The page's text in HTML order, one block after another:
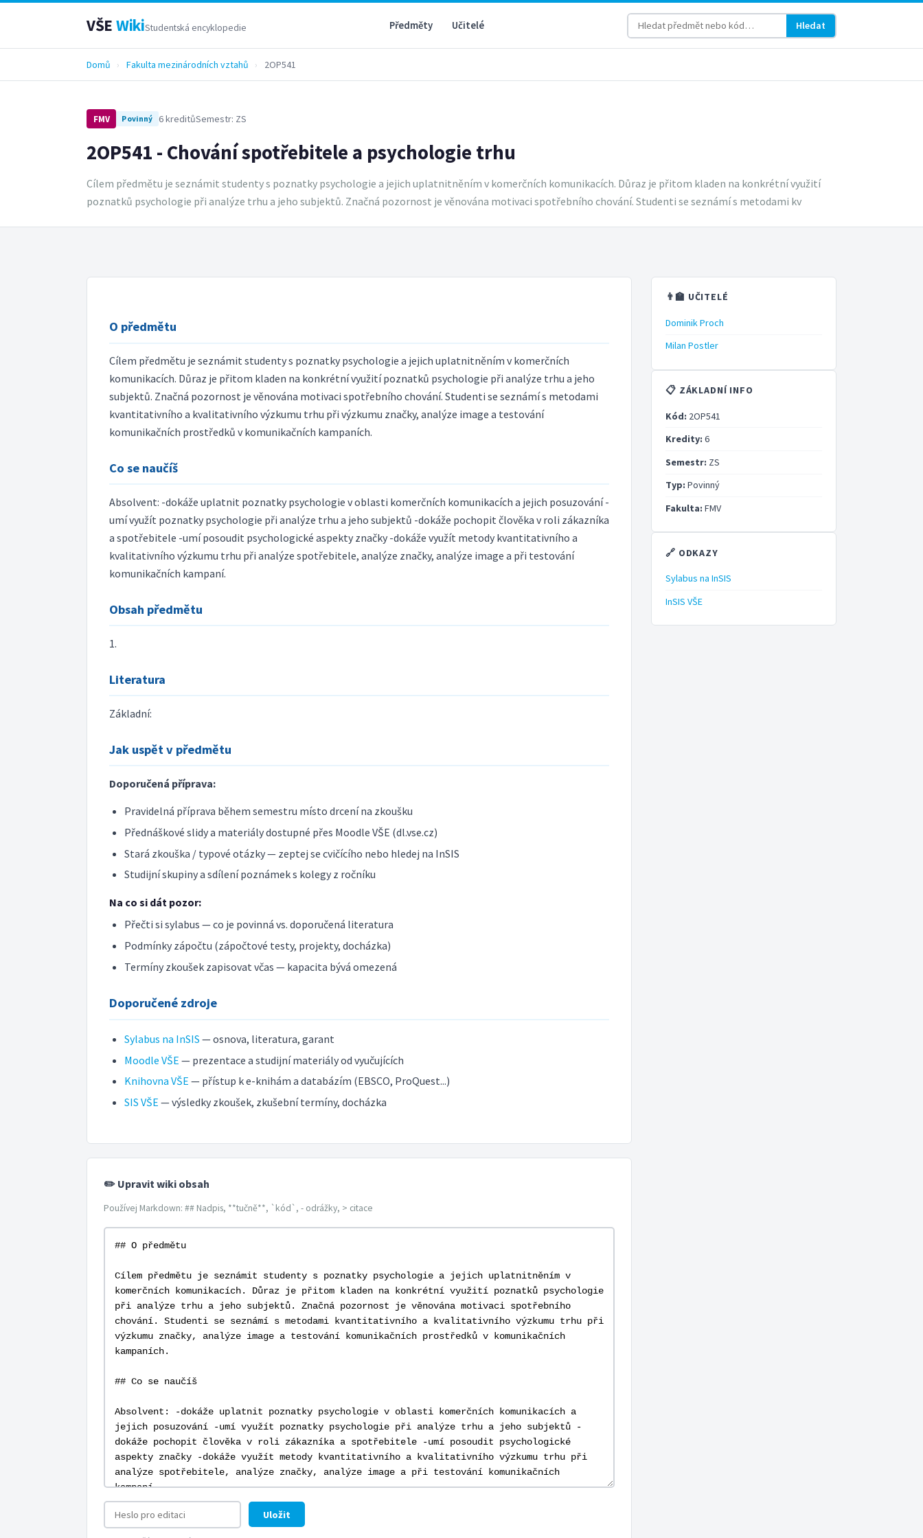
VŠE WikiStudentská encyklopedie Předměty Učitelé Hledat
Domů › Fakulta mezinárodních vztahů › 2OP541
FMV Povinný 6 kreditůSemestr: ZS
2OP541 - Chování spotřebitele a psychologie trhu
Cílem předmětu je seznámit studenty s poznatky psychologie a jejich uplatnitněním v komerčních komunikacích. Důraz je přitom kladen na konkrétní využití
poznatků psychologie při analýze trhu a jeho subjektů. Značná pozornost je věnována motivaci spotřebního chování. Studenti se seznámí s metodami kv
O předmětu
Cílem předmětu je seznámit studenty s poznatky psychologie a jejich uplatnitněním v komerčních
komunikacích. Důraz je přitom kladen na konkrétní využití poznatků psychologie při analýze trhu a jeho
subjektů. Značná pozornost je věnována motivaci spotřebního chování. Studenti se seznámí s metodami
kvantitativního a kvalitativního výzkumu trhu při výzkumu značky, analýze image a testování
komunikačních prostředků v komunikačních kampaních.
Co se naučíš
Absolvent: -dokáže uplatnit poznatky psychologie v oblasti komerčních komunikacích a jejich posuzování -
umí využít poznatky psychologie při analýze trhu a jeho subjektů -dokáže pochopit člověka v roli zákazníka
a spotřebitele -umí posoudit psychologické aspekty značky -dokáže využít metody kvantitativního a
kvalitativního výzkumu trhu při analýze spotřebitele, analýze značky, analýze image a při testování
komunikačních kampaní.
Obsah předmětu
1.
Literatura
Základní:
Jak uspět v předmětu
Doporučená příprava:
Pravidelná příprava během semestru místo drcení na zkoušku
Přednáškové slidy a materiály dostupné přes Moodle VŠE (dl.vse.cz)
Stará zkouška / typové otázky — zeptej se cvičícího nebo hledej na InSIS
Studijní skupiny a sdílení poznámek s kolegy z ročníku
Na co si dát pozor:
Přečti si sylabus — co je povinná vs. doporučená literatura
Podmínky zápočtu (zápočtové testy, projekty, docházka)
Termíny zkoušek zapisovat včas — kapacita bývá omezená
Doporučené zdroje
Sylabus na InSIS — osnova, literatura, garant
Moodle VŠE — prezentace a studijní materiály od vyučujících
Knihovna VŠE — přístup k e-knihám a databázím (EBSCO, ProQuest...)
SIS VŠE — výsledky zkoušek, zkušební termíny, docházka
✏️ Upravit wiki obsah
Používej Markdown: ## Nadpis, **tučně**, `kód`, - odrážky, > citace
Uložit
👨‍🏫 UČITELÉ
Dominik Proch
Milan Postler
📋 ZÁKLADNÍ INFO
Kód: 2OP541
Kredity: 6
Semestr: ZS
Typ: Povinný
Fakulta: FMV
🔗 ODKAZY
Sylabus na InSIS
InSIS VŠE